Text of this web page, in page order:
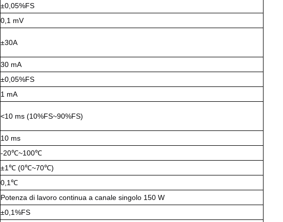
±0,05%FS
0,1 mV
±30A
30 mA
±0,05%FS
1 mA
<10 ms (10%FS~90%FS)
10 ms
-20℃~100℃
±1℃ (0℃~70℃)
0,1℃
Potenza di lavoro continua a canale singolo 150 W
±0,1%FS